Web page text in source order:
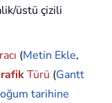
üstü çizili
(Metin Ekle,
Türü (Gantt
tarihine